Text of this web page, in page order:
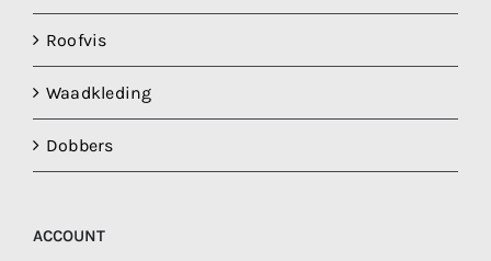
Roofvis
Waadkleding
Dobbers
ACCOUNT